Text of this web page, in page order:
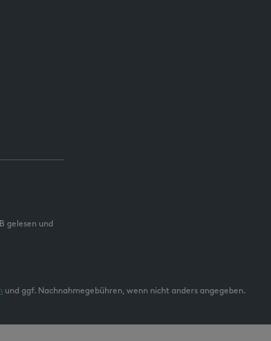
gelesen und
und ggf. Nachnahmegebühren, wenn nicht anders angegeben.